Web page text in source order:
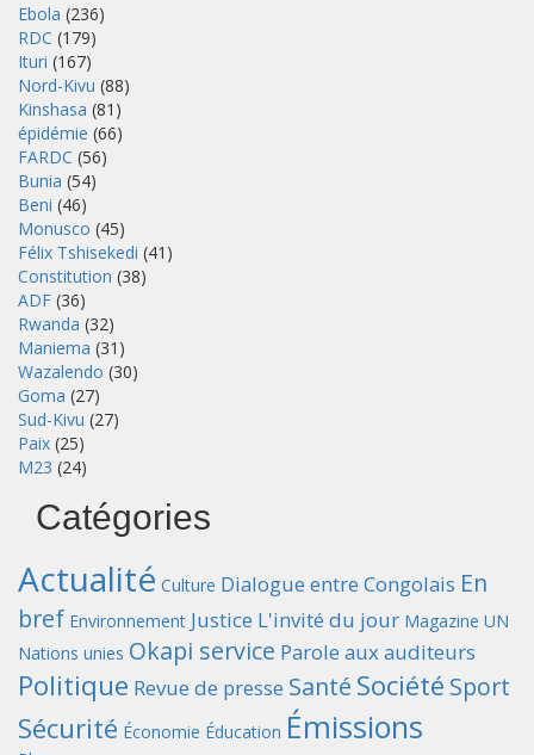
Ebola (236)
RDC (179)
Ituri (167)
Nord-Kivu (88)
Kinshasa (81)
épidémie (66)
FARDC (56)
Bunia (54)
Beni (46)
Monusco (45)
Félix Tshisekedi (41)
Constitution (38)
ADF (36)
Rwanda (32)
Maniema (31)
Wazalendo (30)
Goma (27)
Sud-Kivu (27)
Paix (25)
M23 (24)
Catégories
Actualité Culture Dialogue entre Congolais En
bref Environnement Justice L'invité du jour Magazine UN
Nations unies Okapi service Parole aux auditeurs
Politique Revue de presse Santé Société Sport
Sécurité Économie Éducation Émissions